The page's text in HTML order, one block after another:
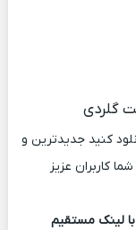
گلردی
کنید جدیدترین و
کاربران عزیز
با لینک مستقیم